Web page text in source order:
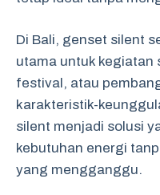
Di Bali, genset silent
utama untuk kegiatan
festival, atau
karakteristik-
silent menjadi solusi
kebutuhan energi
yang mengganggu.